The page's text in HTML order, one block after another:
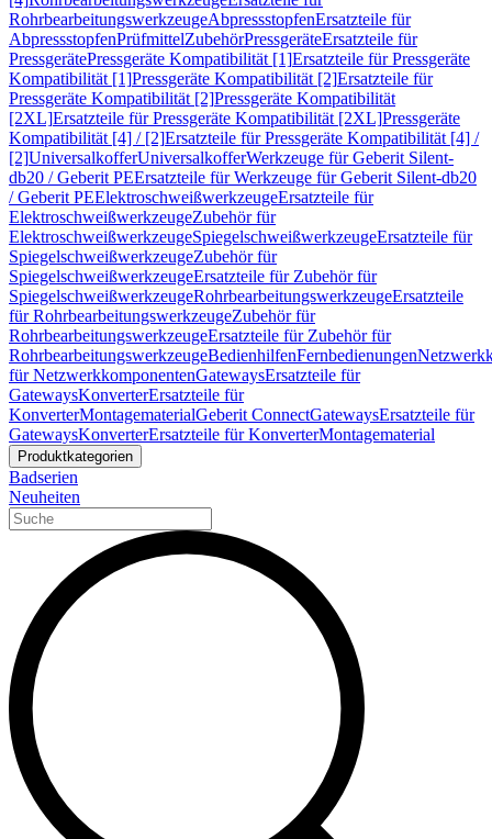
RohrbearbeitungswerkzeugeAbpressstopfenErsatzteile für
AbpressstopfenPrüfmittelZubehörPressgeräteErsatzteile für
PressgerätePressgeräte Kompatibilität [1]Ersatzteile für Pressgeräte
Kompatibilität [1]Pressgeräte Kompatibilität [2]Ersatzteile für
Pressgeräte Kompatibilität [2]Pressgeräte Kompatibilität
[2XL]Ersatzteile für Pressgeräte Kompatibilität [2XL]Pressgeräte
Kompatibilität [4] / [2]Ersatzteile für Pressgeräte Kompatibilität [4] /
[2]UniversalkofferUniversalkofferWerkzeuge für Geberit Silent-
db20 / Geberit PEErsatzteile für Werkzeuge für Geberit Silent-db20
/ Geberit PEElektroschweißwerkzeugeErsatzteile für
ElektroschweißwerkzeugeZubehör für
ElektroschweißwerkzeugeSpiegelschweißwerkzeugeErsatzteile für
SpiegelschweißwerkzeugeZubehör für
SpiegelschweißwerkzeugeErsatzteile für Zubehör für
SpiegelschweißwerkzeugeRohrbearbeitungswerkzeugeErsatzteile
für RohrbearbeitungswerkzeugeZubehör für
RohrbearbeitungswerkzeugeErsatzteile für Zubehör für
RohrbearbeitungswerkzeugeBedienhilfenFernbedienungen
für NetzwerkkomponentenGatewaysErsatzteile für
GatewaysKonverterErsatzteile für
KonverterMontagematerialGeberit ConnectGatewaysErsatzteile für
GatewaysKonverterErsatzteile für KonverterMontagematerial
Produktkategorien
Badserien
Neuheiten